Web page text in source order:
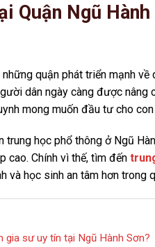
Quận Ngũ
quận phát triển mạnh
dân ngày càng được nâng
mong muốn đầu tư cho
trung học phổ thông ở Ngũ
cao. Chính vì thế, tìm đến
và học sinh an tâm hơn trong
gia sư uy tín tại Ngũ Hành Sơn?